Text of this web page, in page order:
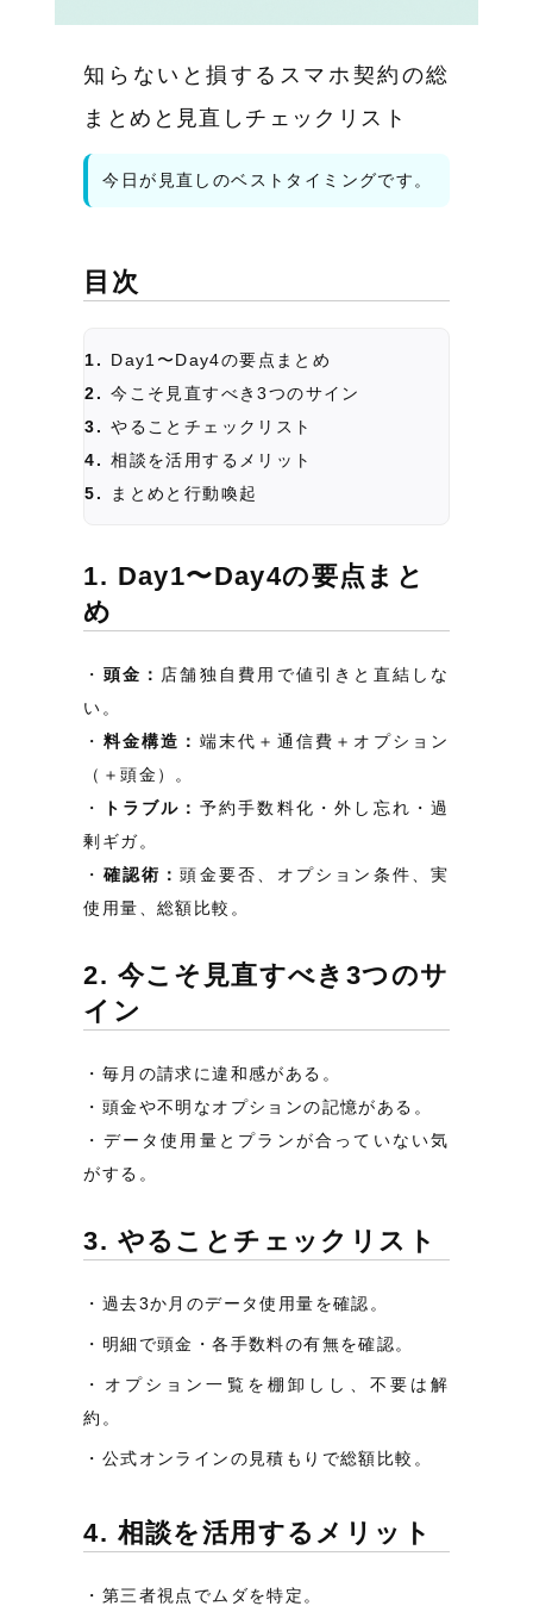
知らないと損するスマホ契約の総
まとめと見直しチェックリスト
今日が見直しのベストタイミングです。
目次
Day1〜Day4の要点まとめ
今こそ見直すべき3つのサイン
やることチェックリスト
相談を活用するメリット
まとめと行動喚起
1. Day1〜Day4の要点まと
め
頭金： 店舗独自費用で値引きと直結しな
い。
料金構造： 端末代＋通信費＋オプション
（＋頭金）。
トラブル： 予約手数料化・外し忘れ・過
剰ギガ。
確認術：頭金要否、オプション条件、実
使用量、総額比較。
2. 今こそ見直すべき3つのサ
イン
毎月の請求に違和感がある。
頭金や不明なオプションの記憶がある。
データ使用量とプランが合っていない気
がする。
3. やることチェックリスト
過去3か月のデータ使用量を確認。
明細で頭金・各手数料の有無を確認。
オプション一覧を棚卸しし、不要は解
約。
公式オンラインの見積もりで総額比較。
4. 相談を活用するメリット
第三者視点でムダを特定。